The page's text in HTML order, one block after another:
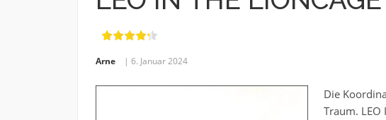
Arne 6. Januar 2024
Die
Traum. LEO